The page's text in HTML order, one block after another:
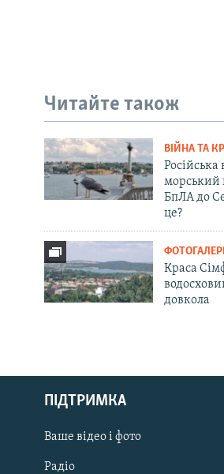
Русский
Qırımtatar
Читайте також
ВІЙНА ТА
Російська
морський
БпЛА до
це?
Краса
довкола
ПІДТРИМКА
Ваше відео і фото
Радіо